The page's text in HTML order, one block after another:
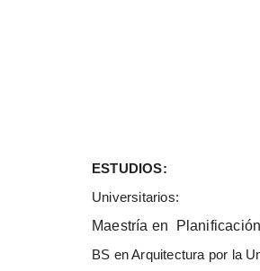
ESTUDIOS:
Universitarios:
Maestría en
BS en Arquitectura por la